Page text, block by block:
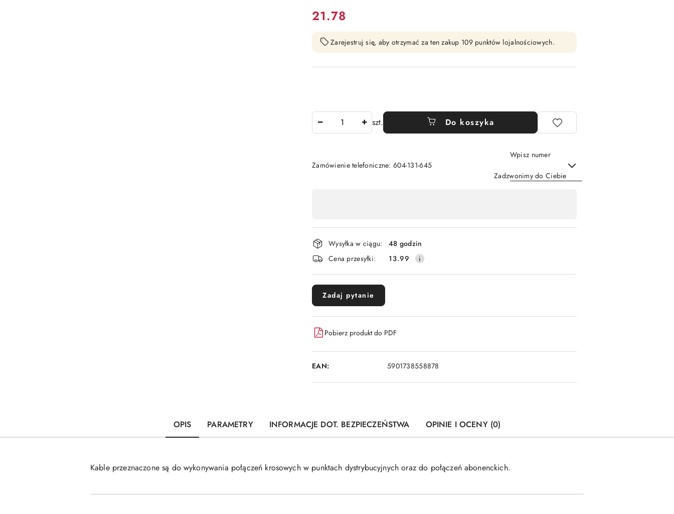
cena:
21.78
Zarejestruj się, aby otrzymać za ten zakup 109 punktów lojalnościowych.
szt. Do koszyka
Zamówienie telefoniczne: 604-131-645
Wpisz numer
Zadzwonimy do Ciebie
płatność
i
dostawa
Wysyłka w ciągu:
48 godzin
Cena przesyłki:
13.99
Zadaj pytanie
Pobierz produkt do PDF
EAN: 5901738558878
OPIS PARAMETRY INFORMACJE DOT. BEZPIECZEŃSTWA OPINIE I OCENY (0)
Kable przeznaczone są do wykonywania połączeń krosowych w punktach dystrybucyjnych oraz do połączeń abonenckich.